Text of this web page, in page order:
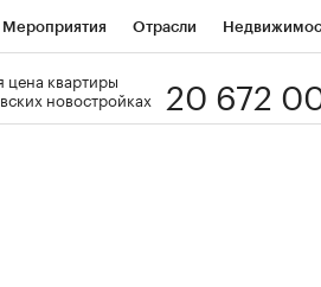
Мероприятия Отрасли
РБК Образование
цена квартиры
новостройках
20 672